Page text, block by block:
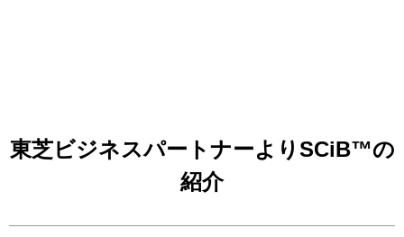
東芝ビジネスパートナーよりSCiB™の
紹介